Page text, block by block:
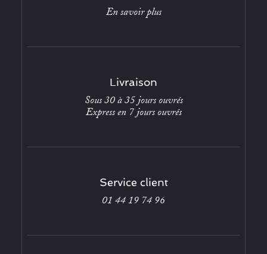
En savoir plus
Livraison
Sous 30 à 35 jours ouvrés
Express en 7 jours ouvrés
Service client
01 44 19 74 96